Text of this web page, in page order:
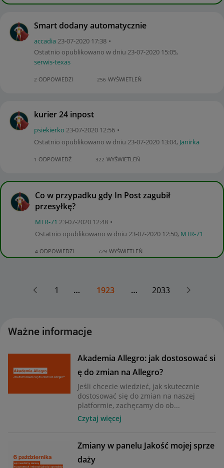
Smart dodany automatycznie
accadia ‎23-07-2020 17:38
Ostatnio opublikowano w dniu ‎23-07-2020 15:05,
serwis-texas
2 ODPOWIEDZI 256 WYŚWIETLEŃ
kurier 24 inpost
psiekierko ‎23-07-2020 12:56
Ostatnio opublikowano w dniu ‎23-07-2020 13:04, Janirka
1 ODPOWIEDŹ 322 WYŚWIETLEŃ
Co w przypadku gdy In Post zagubił
przesyłkę?
MTR-71 ‎23-07-2020 12:48
Ostatnio opublikowano w dniu ‎23-07-2020 12:50, MTR-71
4 ODPOWIEDZI 729 WYŚWIETLEŃ
1 … 1923 … 2033
Ważne informacje
Akademia Allegro: jak dostosować si
ę do zmian na Allegro?
Jeśli chcecie wiedzieć, jak skutecznie
dostosować się do zmian na naszej
platformie, zachęcamy do ob...
Czytaj więcej
Zmiany w panelu Jakość mojej sprze
daży